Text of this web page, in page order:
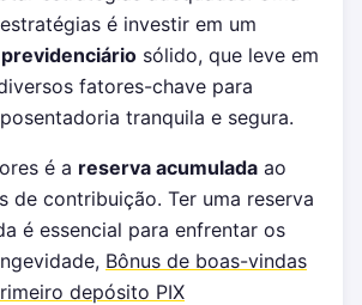
é investir em um
sólido, que leve em
fatores-chave para
tranquila e segura.
é a reserva acumulada ao
de contribuição. Ter uma reserva
é essencial para enfrentar os
Bônus de boas-vindas
depósito PIX